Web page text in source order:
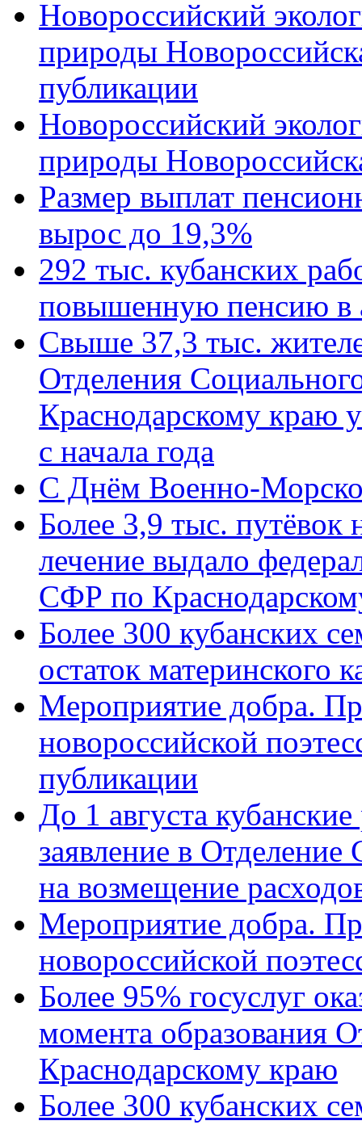
Новороссийский
природы
публикации
Новороссийский
природы
Размер выплат
вырос до 19,3%
292 тыс. кубанских
повышенную пенсию в
Свыше 37,3 тыс.
Отделения
Краснодарскому краю
с начала года
C Днём Военно-
Более 3,9 тыс. путёвок
лечение выдало
СФР по
Более 300 кубанских
остаток материнского
Мероприятие добра.
новороссийской
публикации
До 1 августа
заявление в
на возмещение
Мероприятие добра.
новороссийской
Более 95% госуслуг
момента образования
Краснодарскому краю
Более 300 кубанских